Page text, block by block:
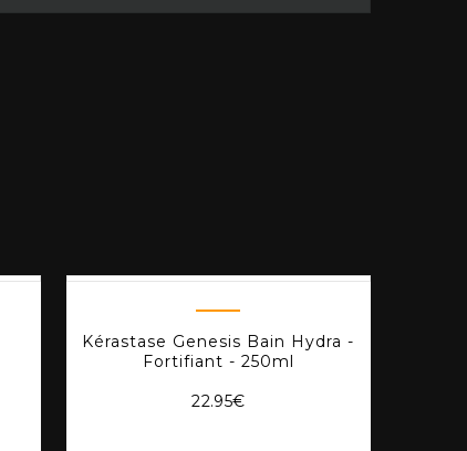
Kérastase Genesis Bain Hydra -
Fortifiant - 250ml
22.95€